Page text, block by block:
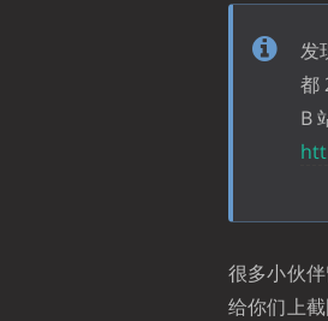
发
都
B
很多小伙
给你们上